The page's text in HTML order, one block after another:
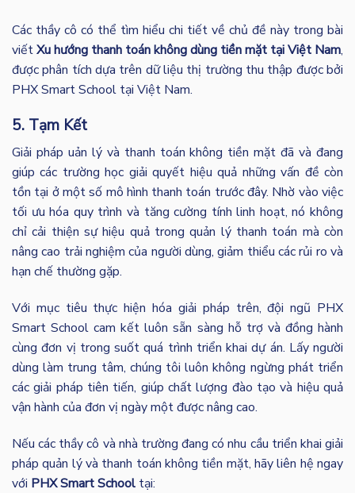
Các thầy cô có thể tìm hiểu chi tiết về chủ đề này trong bài
viếtXu hướng thanh toán không dùng tiền mặt tại Việt Nam,
được phân tích dựa trên dữ liệu thị trường thu thập được bởi
PHX Smart School tại Việt Nam.
5. Tạm Kết
Giải pháp uản lý và thanh toán không tiền mặt đã và đang
giúp các trường học giải quyết hiệu quả những vấn đề còn
tồn tại ở một số mô hình thanh toán trước đây. Nhờ vào việc
tối ưu hóa quy trình và tăng cường tính linh hoạt, nó không
chỉ cải thiện sự hiệu quả trong quản lý thanh toán mà còn
nâng cao trải nghiệm của người dùng, giảm thiểu các rủi ro và
hạn chế thường gặp.
Với mục tiêu thực hiện hóa giải pháp trên, đội ngũ PHX
Smart School cam kết luôn sẵn sàng hỗ trợ và đồng hành
cùng đơn vị trong suốt quá trình triển khai dự án. Lấy người
dùng làm trung tâm, chúng tôi luôn không ngừng phát triển
các giải pháp tiên tiến, giúp chất lượng đào tạo và hiệu quả
vận hành của đơn vị ngày một được nâng cao.
Nếu các thầy cô và nhà trường đang có nhu cầu triển khai giải
pháp quản lý và thanh toán không tiền mặt, hãy liên hệ ngay
với PHX Smart School tại: